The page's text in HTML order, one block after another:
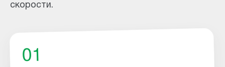
скорости.
01